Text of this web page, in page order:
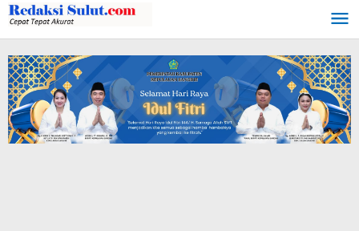
Lewati
ke
konten